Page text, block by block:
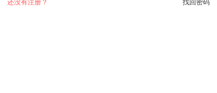
找回密码
还没有注册？